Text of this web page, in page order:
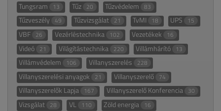
Tungsram 13 Tűz 20 Tűzvédelem 83
Tűzveszély 49 Tűzvizsgálat 21 TvMI 18 UPS 15
VBF 26 Vezérléstechnika 102 Vezetékek 16
Videó 21 Világítástechnika 220 Villámhárító 13
Villámvédelem 106 Villanyszerelés 228
Villanyszerelési anyagok 21 Villanyszerelő 74
Villanyszerelők Lapja 167 Villanyszerelő Konferencia 30
Vizsgálat 28 VL 110 Zöld energia 16